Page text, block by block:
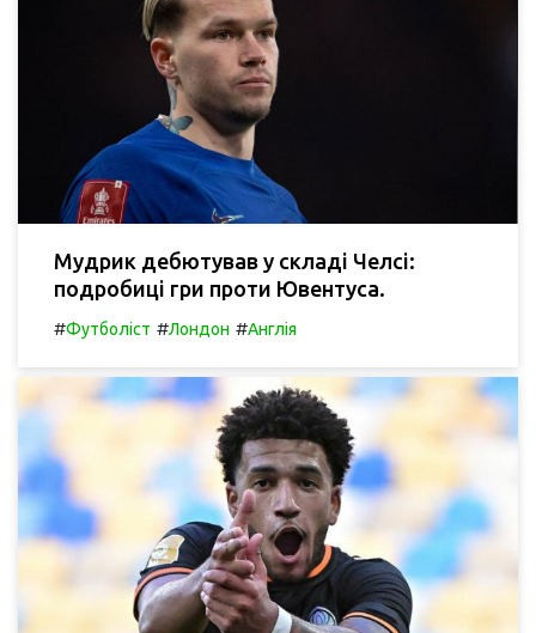
Мудрик дебютував у складі Челсі:
подробиці гри проти Ювентуса.
#Футболіст #Лондон #Англія